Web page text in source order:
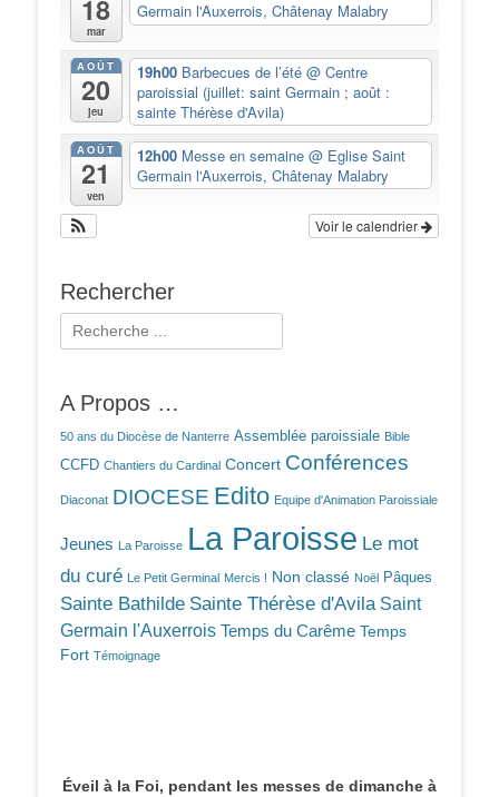
18
mar
Germain l'Auxerrois, Châtenay Malabry
AOÛT
20
jeu
19h00 Barbecues de l’été @ Centre
paroissial (juillet: saint Germain ; août :
sainte Thérèse d'Avila)
AOÛT
21
ven
12h00 Messe en semaine @ Eglise Saint
Germain l'Auxerrois, Châtenay Malabry
Voir le calendrier
Rechercher
Rechercher :
A Propos …
50 ans du Diocèse de Nanterre Assemblée paroissiale Bible
CCFD Chantiers du Cardinal Concert Conférences
Diaconat DIOCESE Edito Equipe d'Animation Paroissiale
Jeunes La Paroisse La Paroisse Le mot
du curé Le Petit Germinal Mercis ! Non classé Noël Pâques
Sainte Bathilde Sainte Thérèse d'Avila Saint
Germain l'Auxerrois Temps du Carême Temps
Fort Témoignage
Éveil à la Foi, pendant les messes de dimanche à